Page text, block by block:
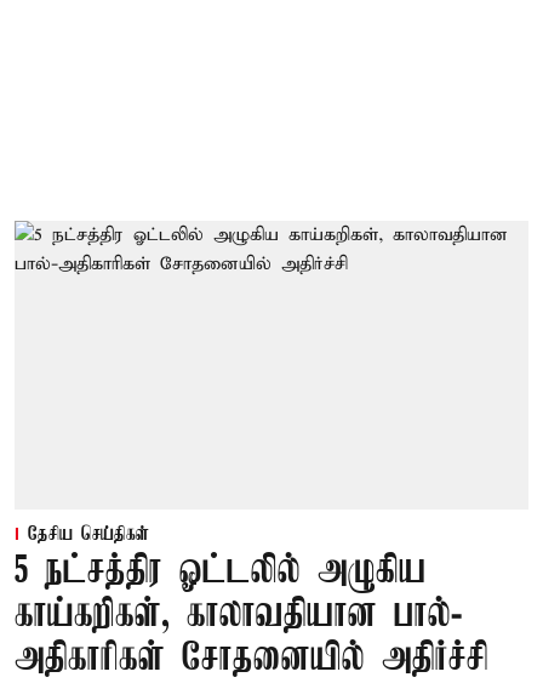
தேசிய செய்திகள்
5 நட்சத்திர ஓட்டலில் அழுகிய
காய்கறிகள், காலாவதியான பால்-
அதிகாரிகள் சோதனையில் அதிர்ச்சி